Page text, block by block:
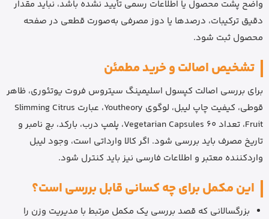
واضح پشت محصول یا اطلاعات رسمی تأیید نشده باشد، نباید مقدار
دقیق ترکیبات، درصدها یا دوز مصرفی به‌صورت قطعی در صفحه
محصول ثبت شود.
تشخیص اصالت و خرید مطمئن
برای بررسی اصالت کپسول اسلیمینگ سیتروس فروت یوتئوری، ظاهر
قوطی، کیفیت چاپ لیبل، لوگوی Youtheory، عبارت Slimming Citrus
Fruit، تعداد 60 Vegetarian Capsules، پلمپ درب، بارکد، بچ نامبر و
تاریخ مصرف باید بررسی شود. اگر کالا وارداتی است، وجود لیبل
واردکننده معتبر و اطلاعات فارسی نیز باید کنترل شود.
این مکمل برای چه کسانی قابل بررسی است؟
بزرگسالانی که قصد بررسی یک مکمل مرتبط با مدیریت وزن را